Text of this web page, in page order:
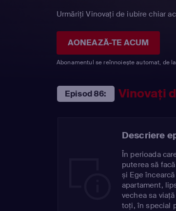
Urmăriți Vinovaţi de iubire chiar
AONEAZĂ-TE ACUM
Abonamentul se reînnoiește automat, de
Episod 86: Vinovaţi
Descriere
În perioada
puterea să
și Ege
apartament,
vechea sa
toți, în special